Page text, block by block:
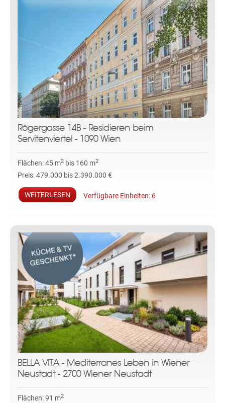
Rögergasse 14B - Residieren beim
Servitenviertel - 1090 Wien
Flächen:45 m2 bis 160 m2
Preis:479.000 bis 2.390.000 €
WEITERLESEN Verfügbare Einheiten: 6
BELLA VITA - Mediterranes Leben in Wiener
Neustadt - 2700 Wiener Neustadt
Flächen:91 m2